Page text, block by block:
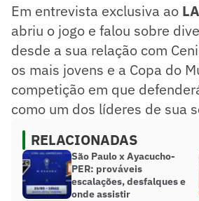
Em entrevista exclusiva ao
abriu o jogo e falou sobre
desde a sua relação com
os mais jovens e a Copa do
competição em que
como um dos líderes de sua
RELACIONADAS
São Paulo x Ayacucho-
PER: prováveis
escalações, desfalques e
onde assistir